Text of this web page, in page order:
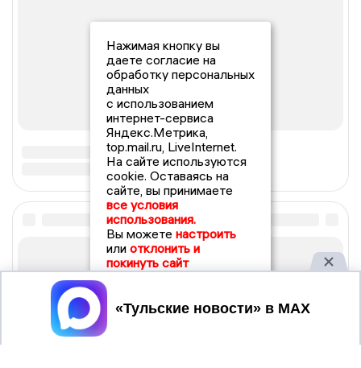
Нажимая кнопку вы
даете согласие на
обработку персональных
данных
с использованием
интернет-сервиса
Яндекс.Метрика,
top.mail.ru, LiveInternet.
На сайте используются
cookie. Оставаясь на
сайте, вы принимаете
все условия
использования.
Вы можете настроить
или отклонить и
покинуть сайт
Принять